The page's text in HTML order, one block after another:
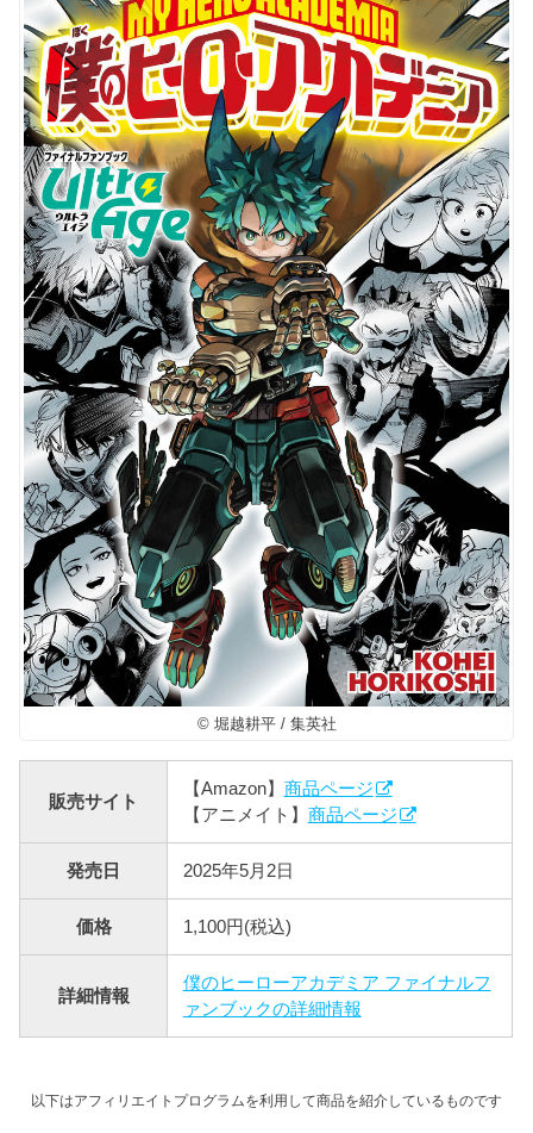
© 堀越耕平 / 集英社
販売サイト
【Amazon】 商品ページ
【アニメイト】 商品ページ
発売日 2025年5月2日
価格 1,100円(税込)
詳細情報
僕のヒーローアカデミア ファイナルフ
ァンブックの詳細情報
以下はアフィリエイトプログラムを利用して商品を紹介しているものです